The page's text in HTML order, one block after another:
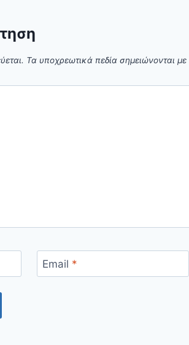
Τα υποχρεωτικά πεδία σημειώνονται με
Email *